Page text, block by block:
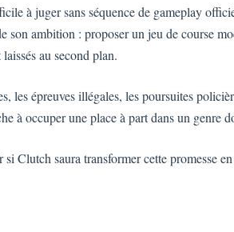
à juger sans séquence de gameplay
son ambition : proposer un jeu de course
au second plan.
les épreuves illégales, les poursuites
à occuper une place à part dans un genre
si Clutch saura transformer cette promesse